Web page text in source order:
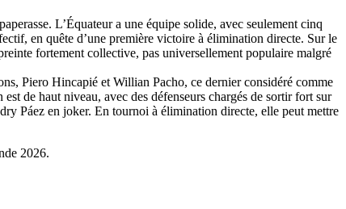
L’Équateur a une équipe solide, avec seulement cinq
en quête d’une première victoire à élimination directe. Sur le
fortement collective, pas universellement populaire malgré
Piero Hincapié et Willian Pacho, ce dernier considéré comme
de haut niveau, avec des défenseurs chargés de sortir fort sur
Páez en joker. En tournoi à élimination directe, elle peut mettre
2026.